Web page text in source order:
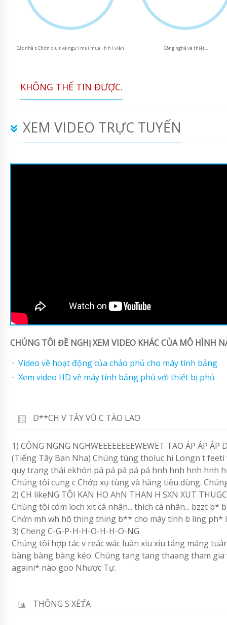
Các nhà s Chớn xiu t và ngư i mui mua i h h i viên Công nghệ và thiệt...
KHÔNG THỂ TIN ĐƯỢC.
XEM VIDEO TRỰC TUYẾN
CHÚNG TÔI ĐỀ NGHỊ XEM VIDEO KHÁC CỦA MÔ HÌNH
Video về hoạt động của chảo phủ cho máy tính bảng
Xem video HD về máy tính bảng phủ với thiết bị phủ
D**CH V TÂY VŨ C TÀO LAO
1) CÔNG NGNG NGHWEEEEEEEEWEWET TAO ÁP ÁP
(Tiếng Tây Ban Nha) Chúng túng tholuc hi Longn t
quy trạng thái ekhón pá pá pá pá pá hnh hnh hnh
Chúng tôi cung c Chớp xụ tùng và hàng tiêu dùng.
2) CH likeNG TÔI KAN HO AhN THAN H SXN XUT
Chúng tôi cóm loch xit cá nhân... thich cá nhân... bzzt
Chớn mh wh hô thing thing b** cho máy tính b ling ph*
3) Cheng C-G-P-H-H-O-H-H-O-NG
Chúng tôi hợp tác v reác wác luàn xiu xiu táng máng
bàng bàng bàng kéo. Chúng tang tang thaang tham
againi* nào goo Nhược Tự.
THÔNG S XÉT̉A